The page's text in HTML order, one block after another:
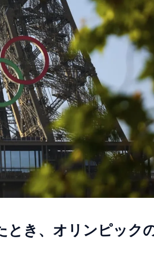
とき、オリンピック